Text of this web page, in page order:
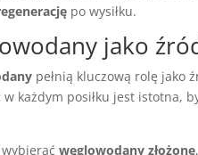
po wysiłku.
jako
pełnią kluczową rolę jako
w każdym posiłku jest istotna,
węglowodany złożone